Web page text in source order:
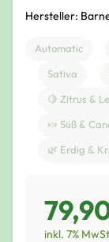
Hersteller:
Automatic
Sativa
🍋 Zitrus &
🍬 Süß &
🌿 Erdig &
inkl. 7%